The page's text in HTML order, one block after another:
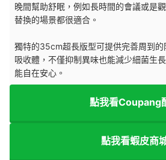
晚間幫助舒眠，例如長時間的會議或是
替換的場景都很適合。
獨特的35cm超長版型可提供完善周到的
吸收體，不僅抑制異味也能減少細菌生
能自在安心。
點我看Coupang
點我看蝦皮商